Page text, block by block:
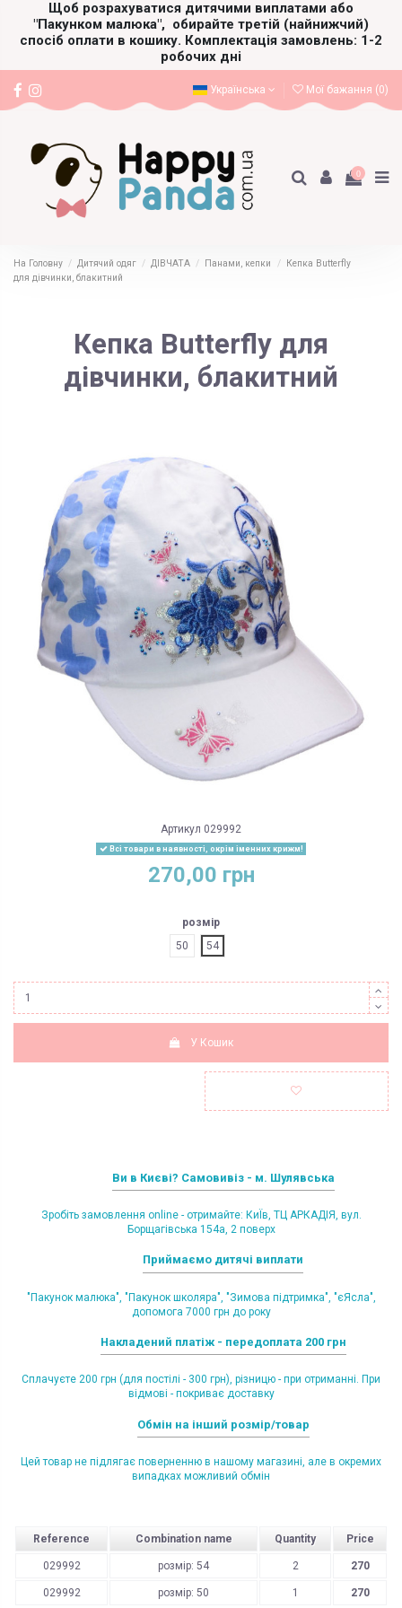
Щоб розрахуватися дитячими виплатами або
"Пакунком малюка", обирайте третій (найнижчий)
спосіб оплати в кошику. Комплектація замовлень: 1-2
робочих дні
Українська Мої бажання (0)
0
На Головну Дитячий одяг ДІВЧАТА Панами, кепки
Кепка Butterfly
для дівчинки, блакитний
Кепка Butterfly для
дівчинки, блакитний
Артикул 029992
Всі товари в наявності, окрім іменних крижм!
270,00 грн
розмір
50
54
У Кошик
Ви в Києві? Самовивіз - м. Шулявська
Зробіть замовлення online - отримайте: КиЇв, ТЦ АРКАДІЯ, вул.
Борщагівська 154а, 2 поверх
Приймаємо дитячі виплати
"Пакунок малюка", "Пакунок школяра", "Зимова підтримка", "єЯсла",
допомога 7000 грн до року
Накладений платіж - передоплата 200 грн
Сплачуєте 200 грн (для постілі - 300 грн), різницю - при отриманні. При
відмові - покриває доставку
Обмін на інший розмір/товар
Цей товар не підлягає поверненню в нашому магазині, але в окремих
випадках можливий обмін
Reference Combination name Quantity Price
029992 розмір: 54 2 270
029992 розмір: 50 1 270